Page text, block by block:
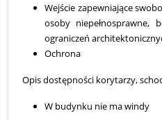
Wejście zapewniające
osoby niepełnosprawne,
ograniczeń
Ochrona
Opis dostępności korytarzy,
W budynku nie ma windy